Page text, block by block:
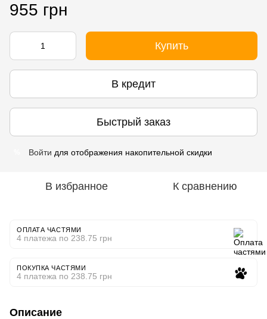
955 грн
Купить
В кредит
Быстрый заказ
Войти для отображения накопительной скидки
В избранное К сравнению
ОПЛАТА ЧАСТЯМИ
4 платежа по 238.75 грн
ПОКУПКА ЧАСТЯМИ
4 платежа по 238.75 грн
Описание